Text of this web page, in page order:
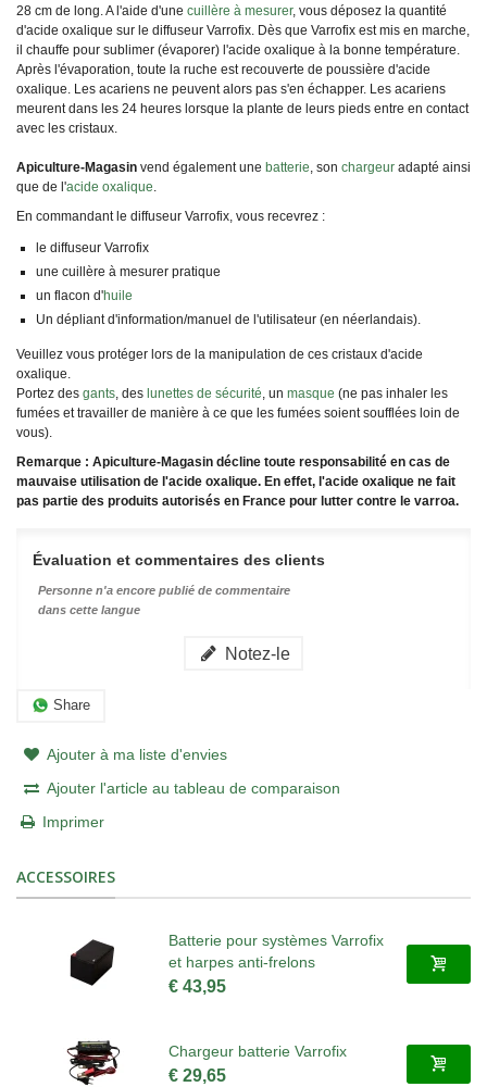
28 cm de long. A l'aide d'une cuillère à mesurer, vous déposez la quantité
d'acide oxalique sur le diffuseur Varrofix. Dès que Varrofix est mis en marche,
il chauffe pour sublimer (évaporer) l'acide oxalique à la bonne température.
Après l'évaporation, toute la ruche est recouverte de poussière d'acide
oxalique. Les acariens ne peuvent alors pas s'en échapper. Les acariens
meurent dans les 24 heures lorsque la plante de leurs pieds entre en contact
avec les cristaux.
Apiculture-Magasin vend également une batterie , son chargeur adapté ainsi
que de l'acide oxalique
En commandant le diffuseur Varrofix, vous recevrez :
le diffuseur Varrofix
une cuillère à mesurer pratique
un flacon d'huile
Un dépliant d'information/manuel de l'utilisateur (en néerlandais).
Veuillez vous protéger lors de la manipulation de ces cristaux d'acide
oxalique.
Portez des gants , des lunettes de sécurité , un masque (ne pas inhaler les
fumées et travailler de manière à ce que les fumées soient soufflées loin de
vous).
Remarque : Apiculture-Magasin décline toute responsabilité en cas de
mauvaise utilisation de l'acide oxalique. En effet, l'acide oxalique ne fait
pas partie des produits autorisés en France pour lutter contre le varroa.
Évaluation et commentaires des clients
Personne n'a encore publié de commentaire
dans cette langue
Notez-le
Share
Ajouter à ma liste d'envies
Ajouter l'article au tableau de comparaison
Imprimer
ACCESSOIRES
Batterie pour systèmes Varrofix
et harpes anti-frelons
€ 43,95
Chargeur batterie Varrofix
€ 29,65